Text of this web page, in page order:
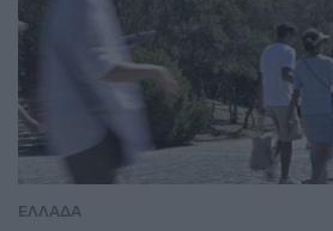
ΕΛΛΑΔΑ